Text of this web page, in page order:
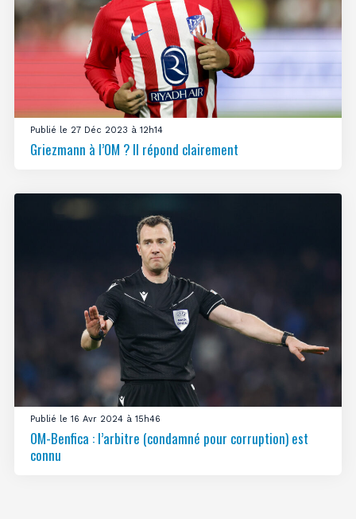
Publié le 27 Déc 2023 à 12h14
Griezmann à l’OM ? Il répond clairement
Publié le 16 Avr 2024 à 15h46
OM-Benfica : l’arbitre (condamné pour corruption) est
connu